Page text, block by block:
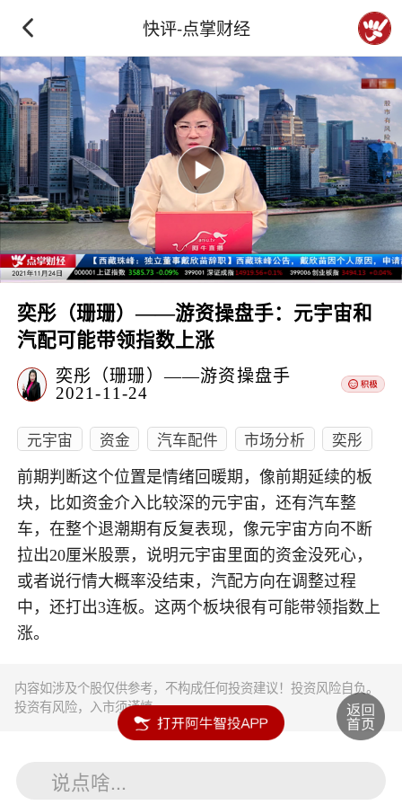
快评-点掌财经
奕彤（珊珊）——游资操盘手：元宇宙和
汽配可能带领指数上涨
奕彤（珊珊）——游资操盘手
2021-11-24
元宇宙 资金 汽车配件 市场分析 奕彤
前期判断这个位置是情绪回暖期，像前期延续的板
块，比如资金介入比较深的元宇宙，还有汽车整
车，在整个退潮期有反复表现，像元宇宙方向不断
拉出20厘米股票，说明元宇宙里面的资金没死心，
或者说行情大概率没结束，汽配方向在调整过程
中，还打出3连板。这两个板块很有可能带领指数上
涨。
内容如涉及个股仅供参考，不构成任何投资建议！投资风险自负。
投资有风险，入市须谨慎。
说点啥...